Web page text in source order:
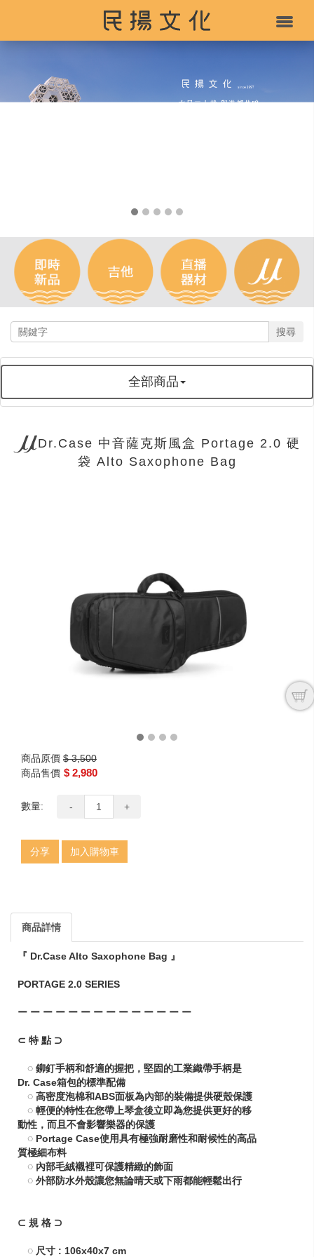
搜尋
全部商品
Dr.Case 中音薩克斯風盒 Portage 2.0 硬
袋 Alto Saxophone Bag
商品原價 $ 3,500
商品售價 $ 2,980
數量: - +
分享 加入購物車
商品詳情
『 Dr.Case Alto Saxophone Bag 』
PORTAGE 2.0 SERIES
ー ー ー ー ー ー ー ー ー ー ー ー ー ー
⊂ 特 點 ⊃
◌ 鉚釘手柄和舒適的握把，堅固的工業織帶手柄是
Dr. Case箱包的標準配備
◌ 高密度泡棉和ABS面板為內部的裝備提供硬殼保護
◌ 輕便的特性在您帶上琴盒後立即為您提供更好的移
動性，而且不會影響樂器的保護
◌ Portage Case使用具有極強耐磨性和耐候性的高品
質極細布料
◌ 內部毛絨襯裡可保護精緻的飾面
◌ 外部防水外殼讓您無論晴天或下雨都能輕鬆出行
⊂ 規 格 ⊃
◌ 尺寸 : 106x40x7 cm